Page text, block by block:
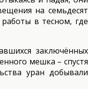
на семьдесят
в тесном, где
заключённых
мешка – спустя
уран добывали